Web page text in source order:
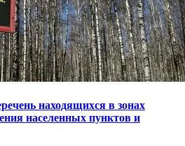
находящихся в зонах
населенных пунктов и